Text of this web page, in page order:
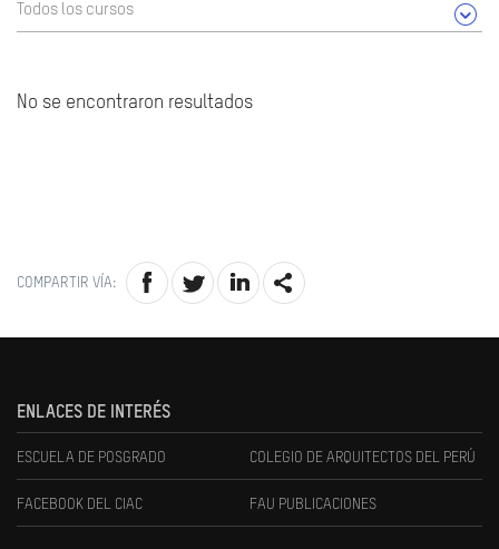
Todos los cursos
No se encontraron resultados
COMPARTIR VÍA:
ENLACES DE INTERÉS
ESCUELA DE POSGRADO COLEGIO DE ARQUITECTOS DEL PERÚ
FACEBOOK DEL CIAC FAU PUBLICACIONES